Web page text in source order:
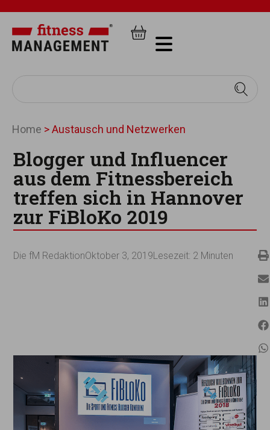
Home >Austausch und Netzwerken
Blogger und Influencer
aus dem Fitnessbereich
treffen sich in Hannover
zur FiBloKo 2019
Die fM RedaktionOktober 3, 2019Lesezeit: 2 Minuten